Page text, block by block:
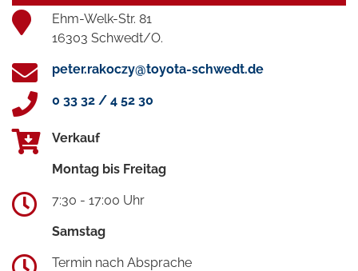
Ehm-Welk-Str. 81
16303 Schwedt/O.
peter.rakoczy@toyota-schwedt.de
0 33 32 / 4 52 30
Verkauf
Montag bis Freitag
7:30 - 17:00 Uhr
Samstag
Termin nach Absprache